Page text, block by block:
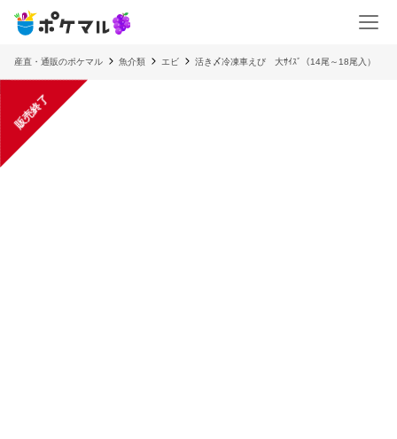
産直・通販のポケマル 魚介類 エビ 活き〆冷凍車えび 大ｻｲｽﾞ（14尾～18尾入）
販売終了